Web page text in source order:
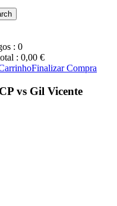
: 0
: 0,00 €
Finalizar Compra
vs Gil Vicente